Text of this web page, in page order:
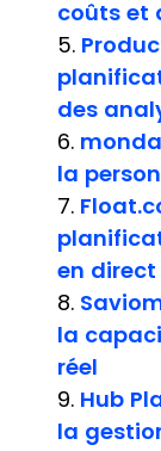
coûts et
5.
des
6.
la
7.
en direct
8.
la
réel
9. Hub
la